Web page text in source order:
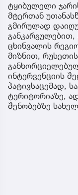
ტყიბულელი
მტერთან
გმირულად
ცხინვალის
მიზნით,
ინტერვენციის
პატივსაცემად,
ტერიტორიაზე,
შენობებზე